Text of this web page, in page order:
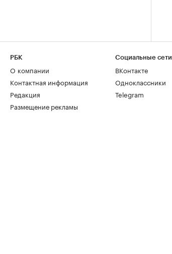
РБК
О компании
Контактная информация
Редакция
Размещение рекламы
Социальные сети
ВКонтакте
Одноклассники
Telegram